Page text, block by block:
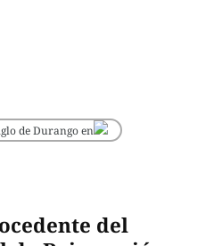
de Durango en
del